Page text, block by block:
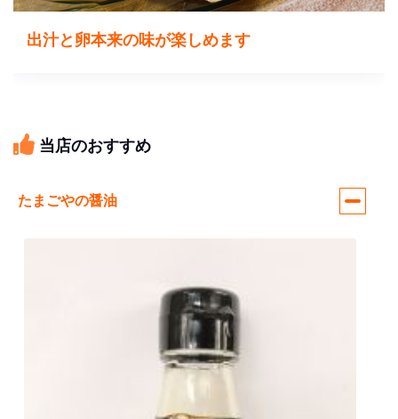
出汁と卵本来の味が楽しめます
当店のおすすめ
たまごやの醤油